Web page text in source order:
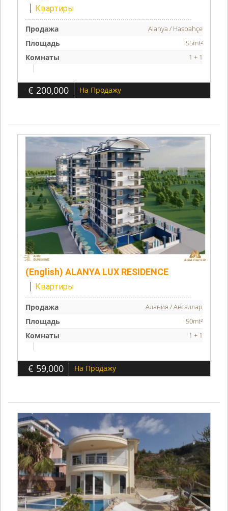
Квартиры
Продажа Alanya / Hasbahçe
Площадь 55mt²
Комнаты 1 + 1
€ 200,000 На Продажу
(English) ALANYA LUX RESIDENCE
Квартиры
Продажа Алания / Авсаллар
Площадь 50mt²
Комнаты 1 + 1
€ 59,000 На Продажу